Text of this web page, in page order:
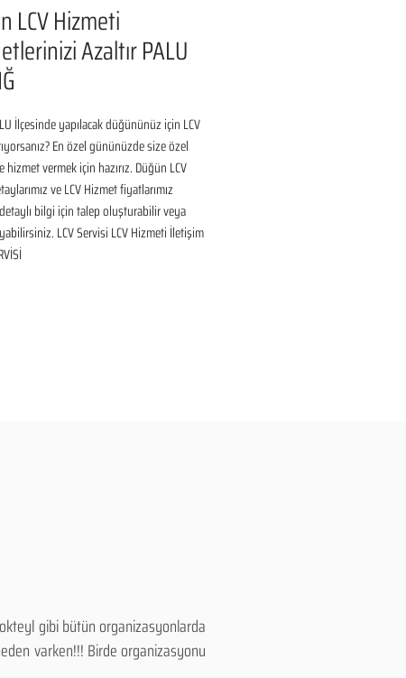
LCV Hizmeti
Azaltır PALU
İlçesinde yapılacak düğününüz için LCV
En özel gününüzde size özel
hizmet vermek için hazırız. Düğün LCV
ve LCV Hizmet fiyatlarımız
bilgi için talep oluşturabilir veya
LCV Servisi LCV Hizmeti İletişim
gibi bütün organizasyonlarda
varken!!! Birde organizasyonu